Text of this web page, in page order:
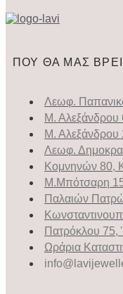
ΠΟΥ ΘΑ ΜΑΣ
Λεωφ.
Μ. Αλεξάνδρου
Μ. Αλεξάνδρου
Λεωφ.
Κομνηνών 80,
Μ.Μπότσαρη
Παλαιών
Πατρόκλου 75,
Ωράρια